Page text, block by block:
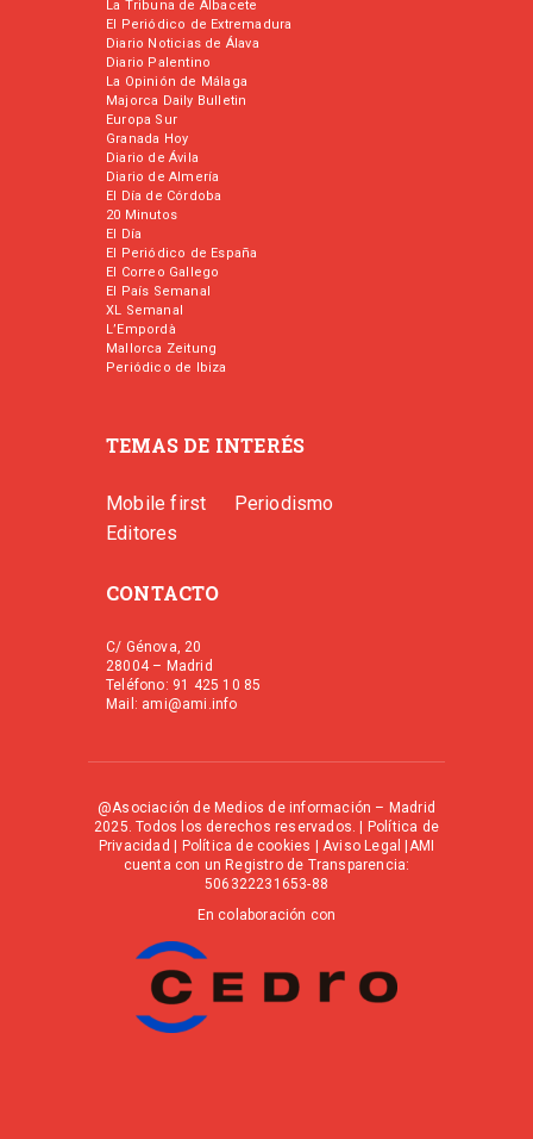
La Tribuna de Albacete
El Periódico de Extremadura
Diario Noticias de Álava
Diario Palentino
La Opinión de Málaga
Majorca Daily Bulletin
Europa Sur
Granada Hoy
Diario de Ávila
Diario de Almería
El Día de Córdoba
20 Minutos
El Día
El Periódico de España
El Correo Gallego
El País Semanal
XL Semanal
L’Empordà
Mallorca Zeitung
Periódico de Ibiza
TEMAS DE INTERÉS
Mobile first
Periodismo
Editores
CONTACTO
C/ Génova, 20
28004 – Madrid
Teléfono: 91 425 10 85
Mail: ami@ami.info
@Asociación de Medios de información – Madrid
2025. Todos los derechos reservados. | Política de
Privacidad | Política de cookies | Aviso Legal |AMI
cuenta con un Registro de Transparencia:
506322231653-88
En colaboración con